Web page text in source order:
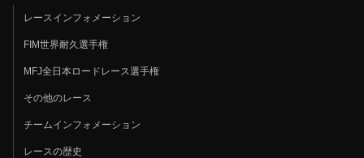
レースインフォメーション
FIM世界耐久選手権
MFJ全日本ロードレース選手権
その他のレース
チームインフォメーション
レースの歴史